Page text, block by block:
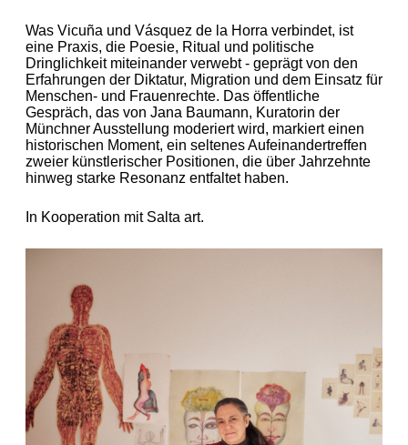
Was Vicuña und Vásquez de la Horra verbindet, ist
eine Praxis, die Poesie, Ritual und politische
Dringlichkeit miteinander verwebt - geprägt von den
Erfahrungen der Diktatur, Migration und dem Einsatz für
Menschen- und Frauenrechte. Das öffentliche
Gespräch, das von Jana Baumann, Kuratorin der
Münchner Ausstellung moderiert wird, markiert einen
historischen Moment, ein seltenes Aufeinandertreffen
zweier künstlerischer Positionen, die über Jahrzehnte
hinweg starke Resonanz entfaltet haben.
In Kooperation mit Salta art.